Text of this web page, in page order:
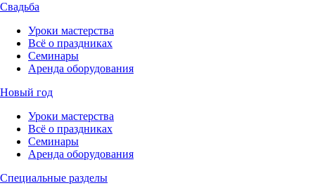
Свадьба
Уроки мастерства
Всё о праздниках
Семинары
Аренда оборудования
Новый год
Уроки мастерства
Всё о праздниках
Семинары
Аренда оборудования
Специальные разделы